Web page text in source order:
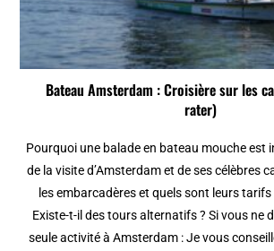
Bateau Amsterdam : Croisière sur les
rater)
Pourquoi une balade en bateau mouche est
de la visite d’Amsterdam et de ses célèbres
les embarcadères et quels sont leurs tarifs
Existe-t-il des tours alternatifs ? Si vous ne
seule activité à Amsterdam : Je vous